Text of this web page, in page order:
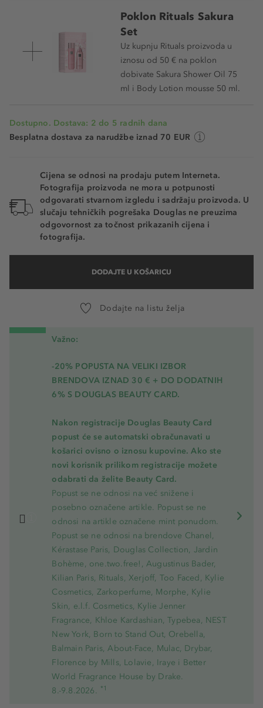
Poklon Rituals Sakura
Set
Uz kupnju Rituals proizvoda u
iznosu od 50 € na poklon
dobivate Sakura Shower Oil 75
ml i Body Lotion mousse 50 ml.
Dostupno. Dostava: 2 do 5 radnih dana
Besplatna dostava za narudžbe iznad 70 EUR
Cijena se odnosi na prodaju putem Interneta.
Fotografija proizvoda ne mora u potpunosti
odgovarati stvarnom izgledu i sadržaju proizvoda. U
slučaju tehničkih pogrešaka Douglas ne preuzima
odgovornost za točnost prikazanih cijena i
fotografija.
DODAJTE U KOŠARICU
Dodajte na listu želja
Važno:
-20% POPUSTA NA VELIKI IZBOR
BRENDOVA IZNAD 30 € + DO DODATNIH
6% S DOUGLAS BEAUTY CARD.
Nakon registracije Douglas Beauty Card
popust će se automatski obračunavati u
košarici ovisno o iznosu kupovine. Ako ste
novi korisnik prilikom registracije možete
odabrati da želite Beauty Card.
Popust se ne odnosi na već snižene i
posebno označene artikle. Popust se ne
odnosi na artikle označene mint ponudom.
Popust se ne odnosi na brendove Chanel,
Kérastase Paris, Douglas Collection, Jardin
Bohème, one.two.free!, Augustinus Bader,
Kilian Paris, Rituals, Xerjoff, Too Faced, Kylie
Cosmetics, Zarkoperfume, Morphe, Kylie
Skin, e.l.f. Cosmetics, Kylie Jenner
Fragrance, Khloe Kardashian, Typebea, NEST
New York, Born to Stand Out, Orebella,
Balmain Paris, About-Face, Mulac, Drybar,
Florence by Mills, Lolavie, Iraye i Better
World Fragrance House by Drake.
8.-9.8.2026. *1